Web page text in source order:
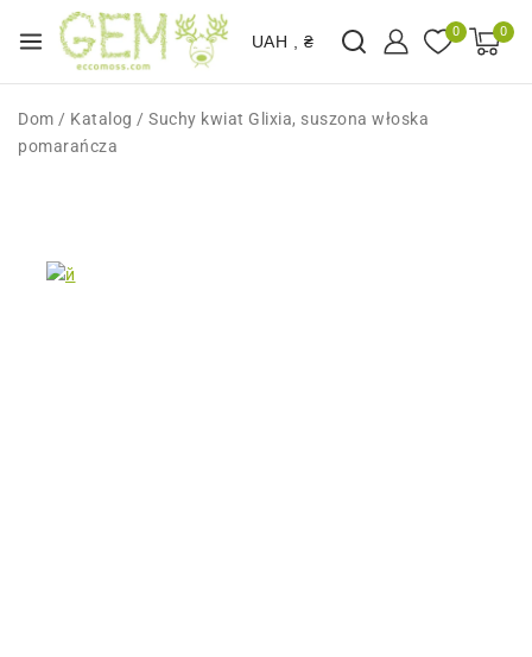
UAH , ₴
0 0
Dom / Katalog / Suchy kwiat Glixia, suszona włoska
pomarańcza